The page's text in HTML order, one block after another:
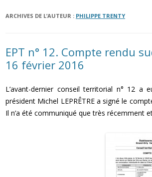
ARCHIVES DE L’AUTEUR : PHILIPPE TRENTY
EPT n° 12. Compte rendu
16 février 2016
L’avant-dernier conseil territorial n° 12
président Michel LEPRÊTRE a signé le
Il n’a été communiqué que très récemment